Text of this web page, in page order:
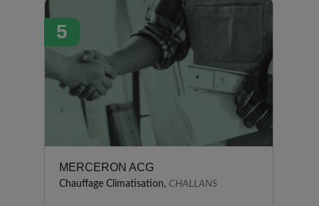
5
MERCERON ACG
Chauffage Climatisation, CHALLANS